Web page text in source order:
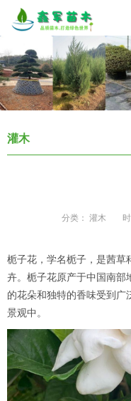
灌木
分类： 灌木
栀子花，学名栀子，是茜草
卉。栀子花原产于中国南部
的花朵和独特的香味受到广
景观中。